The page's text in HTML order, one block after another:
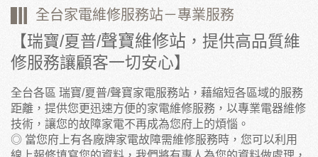
全台家電維修服務站－專業服務
【瑞寶/夏普/聲寶維修站 ，提供高品質維
修服務讓顧客一切安心】
全台各區 瑞寶/夏普/聲寶家電服務站 ，藉縮短各區域的服務
距離，提供您更迅速方便的家電維修服務，以專業電器維修
技術，讓您的故障家電不再成為您府上的煩惱。
◎ 當您府上有各廠牌家電故障需維修服務時，您可以利用